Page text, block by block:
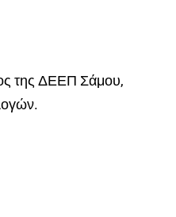
της ΔΕΕΠ Σάμου,